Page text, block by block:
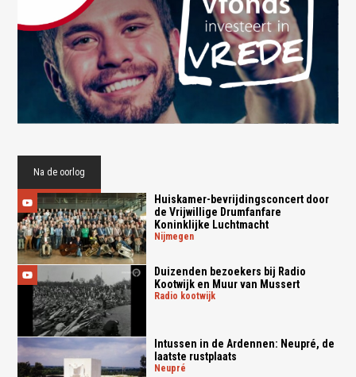
Na de oorlog
Huiskamer-bevrijdingsconcert door
de Vrijwillige Drumfanfare
Koninklijke Luchtmacht
nijmegen
Duizenden bezoekers bij Radio
Kootwijk en Muur van Mussert
radio kootwijk
Intussen in de Ardennen: Neupré, de
laatste rustplaats
neupré